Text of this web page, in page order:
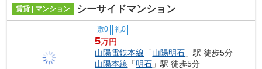
賃貸 | マンション シーサイドマンション
敷0 礼0
5万円
山陽電鉄本線 「山陽明石 」駅 徒歩5分
山陽本線 「明石 」駅 徒歩5分